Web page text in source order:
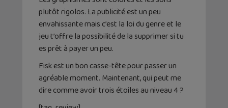
plutôt rigolos. La publicité est un peu
envahissante mais c’est la loi du genre et le
jeu t’offre la possibilité de la supprimer si tu
es prêt à payer un peu.
Fisk est un bon casse-tête pour passer un
agréable moment. Maintenant, qui peut me
dire comme avoir trois étoiles au niveau 4 ?